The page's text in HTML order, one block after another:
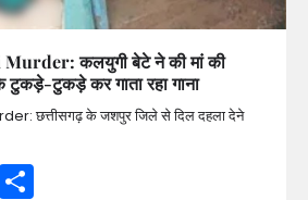
कलयुगी बेटे ने की मां की
टुकड़े-टुकड़े कर गाता रहा गाना
छत्तीसगढ़ के जशपुर जिले से दिल दहला देने
X